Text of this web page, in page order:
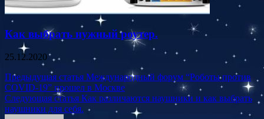
Как выбрать нужный роутер.
25.12.2020
Навигация
по
записям
Предыдущая статья Международный форум “Роботы против
COVID-19” прошел в Москве
Следующая статья Как различаются наушники и как выбрать
наушники для себя.